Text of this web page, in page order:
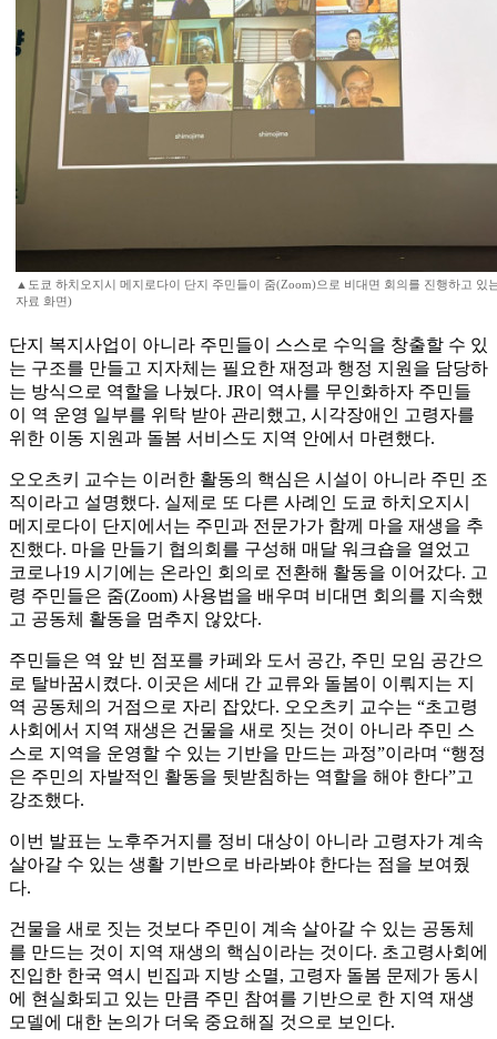
▲도쿄 하치오지시 메지로다이 단지 주민들이 줌(Zoom)으로 비대면 회의를 진행하고 있
자료 화면)
단지 복지사업이 아니라 주민들이 스스로 수익을 창출할 수 있
는 구조를 만들고 지자체는 필요한 재정과 행정 지원을 담당하
는 방식으로 역할을 나눴다. JR이 역사를 무인화하자 주민들
이 역 운영 일부를 위탁 받아 관리했고, 시각장애인 고령자를
위한 이동 지원과 돌봄 서비스도 지역 안에서 마련했다.
오오츠키 교수는 이러한 활동의 핵심은 시설이 아니라 주민 조
직이라고 설명했다. 실제로 또 다른 사례인 도쿄 하치오지시
메지로다이 단지에서는 주민과 전문가가 함께 마을 재생을 추
진했다. 마을 만들기 협의회를 구성해 매달 워크숍을 열었고
코로나19 시기에는 온라인 회의로 전환해 활동을 이어갔다. 고
령 주민들은 줌(Zoom) 사용법을 배우며 비대면 회의를 지속했
고 공동체 활동을 멈추지 않았다.
주민들은 역 앞 빈 점포를 카페와 도서 공간, 주민 모임 공간으
로 탈바꿈시켰다. 이곳은 세대 간 교류와 돌봄이 이뤄지는 지
역 공동체의 거점으로 자리 잡았다. 오오츠키 교수는 “초고령
사회에서 지역 재생은 건물을 새로 짓는 것이 아니라 주민 스
스로 지역을 운영할 수 있는 기반을 만드는 과정”이라며 “행정
은 주민의 자발적인 활동을 뒷받침하는 역할을 해야 한다”고
강조했다.
이번 발표는 노후주거지를 정비 대상이 아니라 고령자가 계속
살아갈 수 있는 생활 기반으로 바라봐야 한다는 점을 보여줬
다.
건물을 새로 짓는 것보다 주민이 계속 살아갈 수 있는 공동체
를 만드는 것이 지역 재생의 핵심이라는 것이다. 초고령사회에
진입한 한국 역시 빈집과 지방 소멸, 고령자 돌봄 문제가 동시
에 현실화되고 있는 만큼 주민 참여를 기반으로 한 지역 재생
모델에 대한 논의가 더욱 중요해질 것으로 보인다.